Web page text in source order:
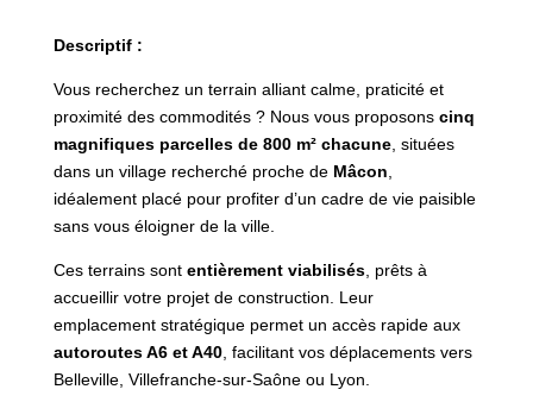
Descriptif :
Vous recherchez un terrain alliant calme, praticité et
proximité des commodités ? Nous vous proposons cinq
magnifiques parcelles de 800 m² chacune, situées
dans un village recherché proche de Mâcon
idéalement placé pour profiter d’un cadre de vie paisible
sans vous éloigner de la ville.
Ces terrains sont entièrement viabilisés, prêts à
accueillir votre projet de construction. Leur
emplacement stratégique permet un accès rapide aux
autoroutes A6 et A40, facilitant vos déplacements vers
Belleville, Villefranche-sur-Saône ou Lyon.